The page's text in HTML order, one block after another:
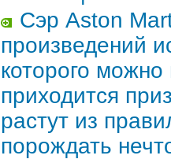
Сэр Aston
произведений
которого
приходится
растут из
порождать